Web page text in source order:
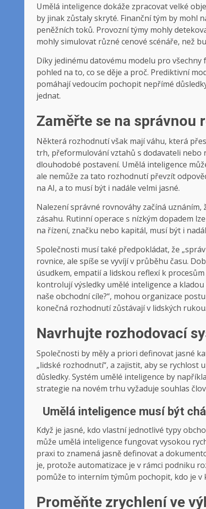
Umělá inteligence dokáže zpracovat velké
by jinak zůstaly skryté. Finanční tým by mohl
peněžních toků. Provozní týmy mohly
mohly simulovat různé cenové scénáře, než
Díky jedinému datovému modelu pro
pohled na to, co se děje a proč. Prediktivní
pomáhají vedoucím pochopit nepřímé
jednat.
Zaměřte se na správnou
Některá rozhodnutí však mají váhu, která
trh, přeformulování vztahů s dodavateli nebo
dlouhodobé postavení. Umělá inteligence
ale nemůže za tato rozhodnutí převzít
na AI, a to musí být i nadále velmi jasné.
Nalezení správné rovnováhy začíná
zásahu. Rutinní operace s nízkým dopadem
na řízení, značku nebo kapitál, musí být i
Společnosti musí také předpokládat, že
rovnice, ale spíše se vyvíjí v průběhu času.
úsudkem, empatií a lidskou reflexí k
kontrolují výsledky umělé inteligence a
naše obchodní cíle?“, mohou organizace
konečná rozhodnutí zůstávají v lidských rukou.
Navrhujte rozhodovací
Společnosti by měly a priori definovat jasné
„lidské rozhodnutí“, a zajistit, aby se rychlost
důsledky. Systém umělé inteligence by
strategie na novém trhu vyžaduje souhlas
Umělá inteligence musí být
Když je jasné, kdo vlastní jednotlivé typy
může umělá inteligence fungovat vysokou
praxi to znamená jasně definovat a
je, protože automatizace je v rámci podniku
pomůže to interním týmům pochopit, kdo je
Proměňte zrychlení ve